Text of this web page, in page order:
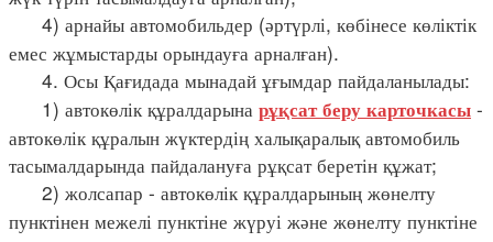
4) арнайы автомобильдер (әртүрлі, көбінесе көліктік
емес жұмыстарды орындауға арналған).
4. Осы Қағидада мынадай ұғымдар пайдаланылады:
1) автокөлік құралдарына рұқсат беру карточкасы -
автокөлік құралын жүктердің халықаралық автомобиль
тасымалдарында пайдалануға рұқсат беретін құжат;
2) жолсапар - автокөлік құралдарының жөнелту
пунктінен межелі пунктіне жүруі және жөнелту пунктіне